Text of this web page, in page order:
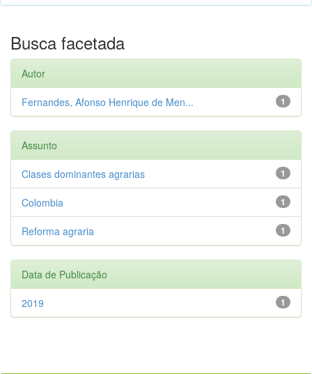
Busca facetada
Autor
1
Fernandes, Afonso Henrique de Men...
Assunto
1
Clases dominantes agrarias
1
Colombia
1
Reforma agraria
Data de Publicação
1
2019